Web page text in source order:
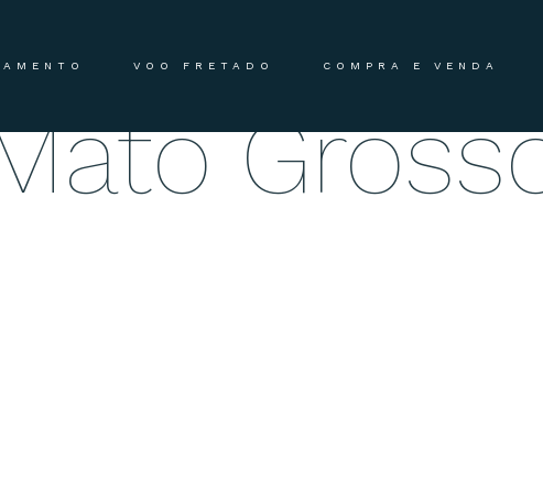
VOO FRETADO COMPRA E VENDA
De